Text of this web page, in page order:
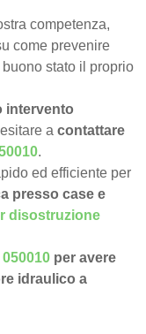
competenza,
come prevenire
stato il proprio
intervento
acontattare
.
ed efficiente per
presso case e
disostruzione
050010 per avere
idraulico a